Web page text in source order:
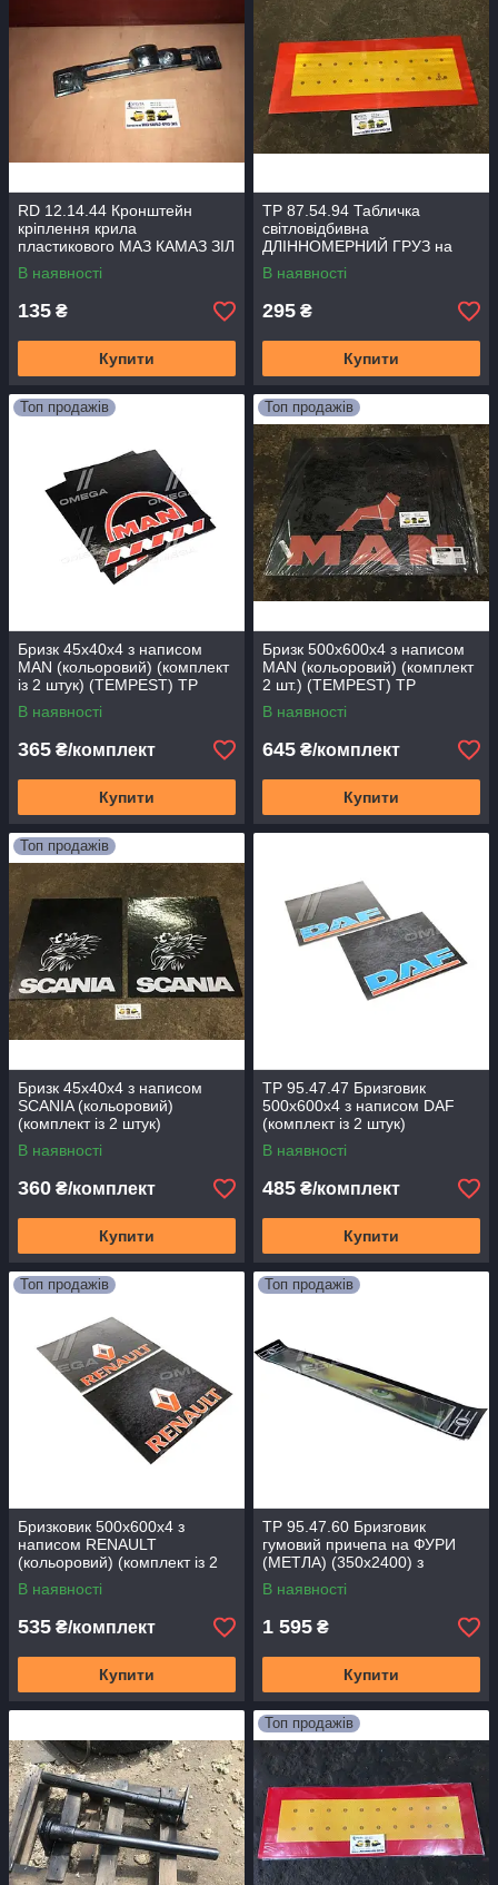
RD 12.14.44 Кронштейн
кріплення крила
пластикового МАЗ КАМАЗ ЗІЛ
(D = 42 мм) (TEMPEST)
64227-8511030
В наявності
135 ₴
Купити
TP 87.54.94 Табличка
світловідбивна
ДЛІННОМЕРНИЙ ГРУЗ на
фури 200х560 мм (метал)
(TEMPEST)
В наявності
295 ₴
Купити
Топ продажів
Бризк 45х40х4 з написом
MAN (кольоровий) (комплект
із 2 штук) (TEMPEST) TP
95.47.49
В наявності
365 ₴/комплект
Купити
Топ продажів
Бризк 500х600х4 з написом
MAN (кольоровий) (комплект
2 шт.) (TEMPEST) TP
95.47.50
В наявності
645 ₴/комплект
Купити
Топ продажів
Бризк 45x40x4 з написом
SCANIA (кольоровий)
(комплект із 2 штук)
(TEMPEST) TP 95.47.52
В наявності
360 ₴/комплект
Купити
TP 95.47.47 Бризговик
500х600х4 з написом DAF
(комплект із 2 штук)
(TEMPEST)
В наявності
485 ₴/комплект
Купити
Топ продажів
Бризковик 500х600х4 з
написом RENAULT
(кольоровий) (комплект із 2
штук) (TEMPEST) TP
95.47.56
В наявності
535 ₴/комплект
Купити
Топ продажів
TP 95.47.60 Бризговик
гумовий причепа на ФУРИ
(МЕТЛА) (350х2400) з
малюнком ГЛАЗА (TEMPEST)
В наявності
1 595 ₴
Купити
Топ продажів